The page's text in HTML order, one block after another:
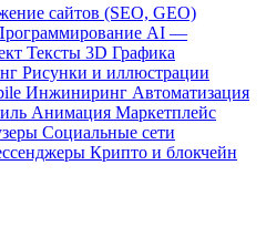
сайтов (SEO, GEO)
AI —
Тексты 3D Графика
Рисунки и иллюстрации
Инжиниринг Автоматизация
Анимация Маркетплейс
Социальные сети
Крипто и блокчейн